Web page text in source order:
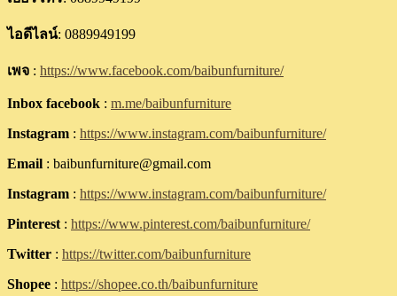
ไอดีไลน์: 0889949199
เพจ : https://www.facebook.com/baibunfurniture/
Inbox facebook : m.me/baibunfurniture
Instagram : https://www.instagram.com/baibunfurniture/
Email : baibunfurniture@gmail.com
Instagram : https://www.instagram.com/baibunfurniture/
Pinterest : https://www.pinterest.com/baibunfurniture/
Twitter : https://twitter.com/baibunfurniture
Shopee : https://shopee.co.th/baibunfurniture